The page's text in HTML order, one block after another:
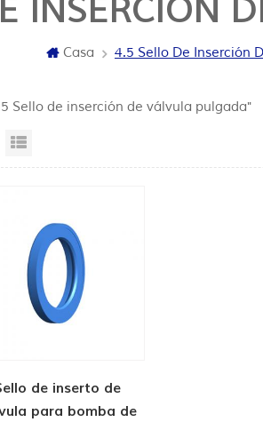
INSERCIÓN
Casa 4.5 Sello De Inserción
Sello de inserción de válvula pulgada"
Vista en cuadrícula
de inserto de
para bomba de